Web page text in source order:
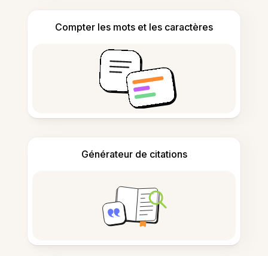
Compter les mots et les caractères
Générateur de citations